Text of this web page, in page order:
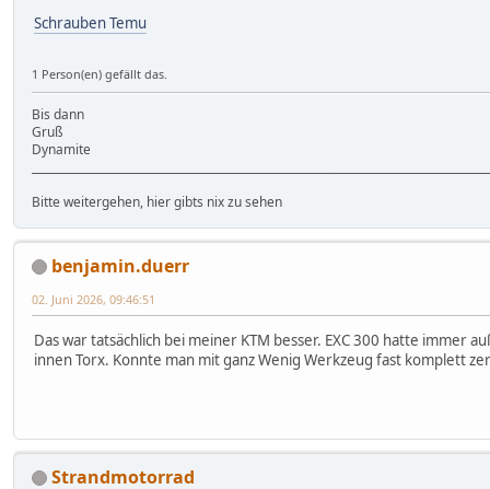
Schrauben Temu
1 Person(en) gefällt das.
Bis dann
Gruß
Dynamite
Bitte weitergehen, hier gibts nix zu sehen
benjamin.duerr
02. Juni 2026, 09:46:51
Das war tatsächlich bei meiner KTM besser. EXC 300 hatte immer
innen Torx. Konnte man mit ganz Wenig Werkzeug fast komplett
Strandmotorrad